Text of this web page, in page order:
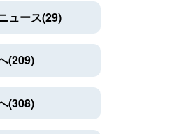
ュース(29)
(209)
(308)